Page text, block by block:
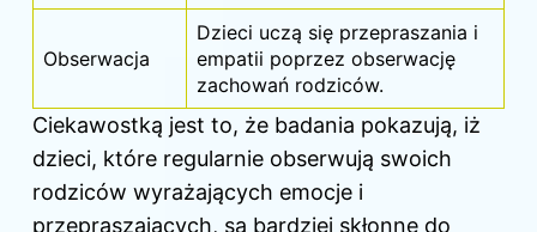
Obserwacja
Dzieci uczą się przepraszania i
empatii poprzez obserwację
zachowań rodziców.
Ciekawostką jest to, że badania pokazują, iż
dzieci, które regularnie obserwują swoich
rodziców wyrażających emocje i
przepraszających, są bardziej skłonne do